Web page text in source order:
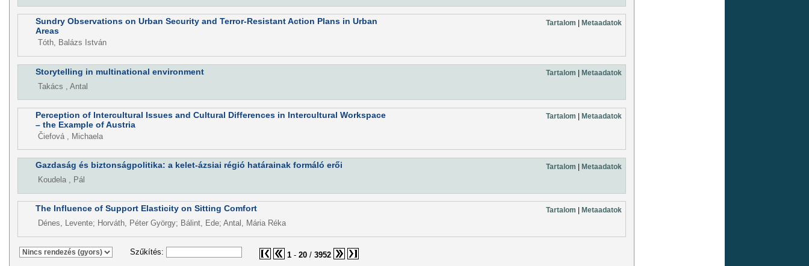
Sundry Observations on Urban Security and Terror-Resistant Action Plans in Urban
Areas
Tartalom Metaadatok
Tóth, Balázs István
Storytelling in multinational environment Tartalom Metaadatok
Takács , Antal
Perception of Intercultural Issues and Cultural Differences in Intercultural Workspace
– the Example of Austria
Tartalom Metaadatok
Čiefová , Michaela
Gazdaság és biztonságpolitika: a kelet-ázsiai régió határainak formáló erői Tartalom | Metaadatok
Koudela , Pál
The Influence of Support Elasticity on Sitting Comfort Tartalom | Metaadatok
Dénes, Levente; Horváth, Péter György; Bálint, Ede; Antal, Mária Réka
Szűkítés: 1- 20/ 3952